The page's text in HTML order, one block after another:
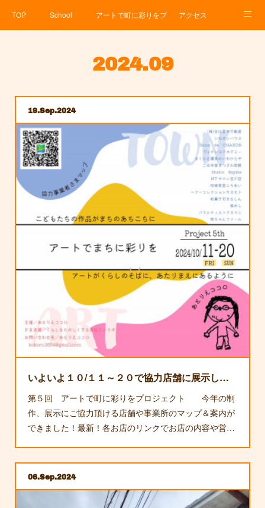
TOP School アートで町に彩りをプロジェクト
アクセス
2024.09
19 Sep 2024
いよいよ１０/１１～２０で協力店舗に展示します
第５回 アートで町に彩りをプロジェクト 今年の制
作、展示にご協力頂ける店舗や事業所のマップ＆案内が
できました！最新！各お店のリンクでお店の内容や営…
06 Sep 2024